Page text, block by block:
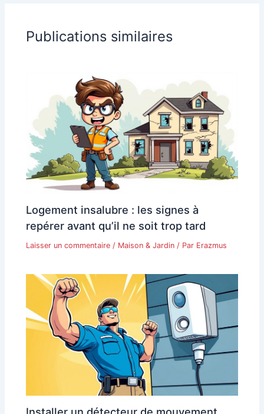
Publications similaires
Logement insalubre : les signes à
repérer avant qu’il ne soit trop tard
Laisser un commentaire / Maison & Jardin / Par Erazmus